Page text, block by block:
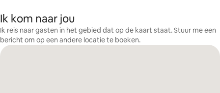
Ik kom naar jou
Ik reis naar gasten in het gebied dat op de kaart staat. Stuur me een
bericht om op een andere locatie te boeken.